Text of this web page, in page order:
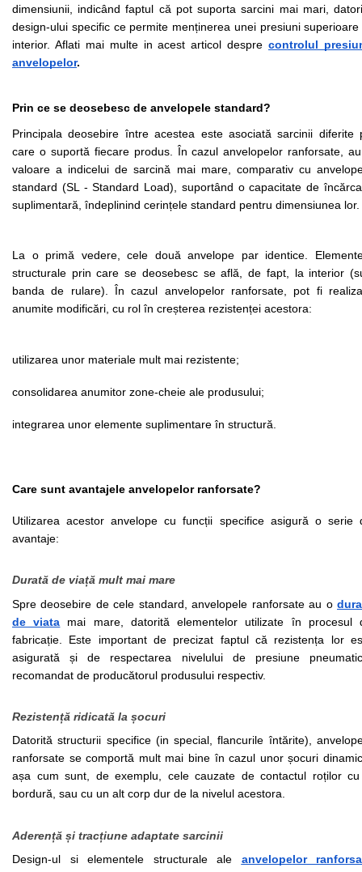
dimensiunii, indicând faptul că pot suporta sarcini mai mari,
design-ului specific ce permite menținerea unei presiuni
interior. Aflati mai multe in acest articol despre controlul
anvelopelor.
Prin ce se deosebesc de anvelopele standard?
Principala deosebire între acestea este asociată sarcinii diferite
care o suportă fiecare produs. În cazul anvelopelor ranforsate,
valoare a indicelui de sarcină mai mare, comparativ cu
standard (SL - Standard Load), suportând o capacitate de
suplimentară, îndeplinind cerințele standard pentru dimensiunea lor.
La o primă vedere, cele două anvelope par identice.
structurale prin care se deosebesc se află, de fapt, la interior
banda de rulare). În cazul anvelopelor ranforsate, pot fi
anumite modificări, cu rol în creșterea rezistenței acestora:
utilizarea unor materiale mult mai rezistente;
consolidarea anumitor zone-cheie ale produsului;
integrarea unor elemente suplimentare în structură.
Care sunt avantajele anvelopelor ranforsate?
Utilizarea acestor anvelope cu funcții specifice asigură o serie
avantaje:
Durată de viață mult mai mare
Spre deosebire de cele standard, anvelopele ranforsate au o
de viata mai mare, datorită elementelor utilizate în procesul
fabricație. Este important de precizat faptul că rezistența lor
asigurată și de respectarea nivelului de presiune
recomandat de producătorul produsului respectiv.
Rezistență ridicată la șocuri
Datorită structurii specifice (in special, flancurile întărite),
ranforsate se comportă mult mai bine în cazul unor șocuri
așa cum sunt, de exemplu, cele cauzate de contactul roților
bordură, sau cu un alt corp dur de la nivelul acestora.
Aderență și tracțiune adaptate sarcinii
Design-ul si elementele structurale ale anvelopelor